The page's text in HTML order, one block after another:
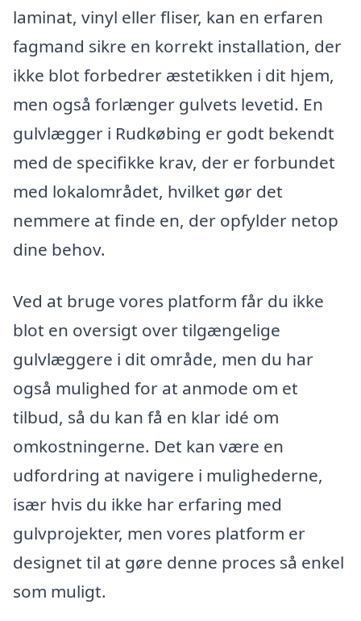
laminat, vinyl eller fliser, kan en erfaren
fagmand sikre en korrekt installation, der
ikke blot forbedrer æstetikken i dit hjem,
men også forlænger gulvets levetid. En
gulvlægger i Rudkøbing er godt bekendt
med de specifikke krav, der er forbundet
med lokalområdet, hvilket gør det
nemmere at finde en, der opfylder netop
dine behov.
Ved at bruge vores platform får du ikke
blot en oversigt over tilgængelige
gulvlæggere i dit område, men du har
også mulighed for at anmode om et
tilbud, så du kan få en klar idé om
omkostningerne. Det kan være en
udfordring at navigere i mulighederne,
især hvis du ikke har erfaring med
gulvprojekter, men vores platform er
designet til at gøre denne proces så enkel
som muligt.